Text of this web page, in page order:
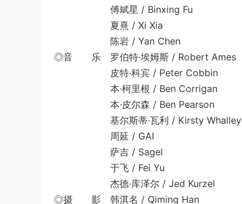
傅斌星 / Binxing Fu
夏熹 / Xi Xia
陈岩 / Yan Chen
◎音 乐 罗伯特·埃姆斯 / Robert Ames
皮特·科宾 / Peter Cobbin
本·柯里根 / Ben Corrigan
本·皮尔森 / Ben Pearson
基尔斯蒂·瓦利 / Kirsty Whalley
周延 / GAI
萨吉 / Sagel
于飞 / Fei Yu
杰德·库泽尔 / Jed Kurzel
◎摄 影 韩淇名 / Qiming Han